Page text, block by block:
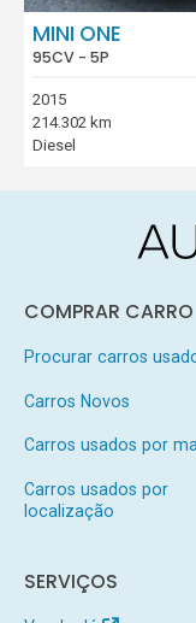
MINI ONE
95CV - 5P
2015
214.302 km
Diesel
COMPRAR CARRO
Procurar carros
Carros Novos
Carros usados por
Carros usados por
localização
SERVIÇOS